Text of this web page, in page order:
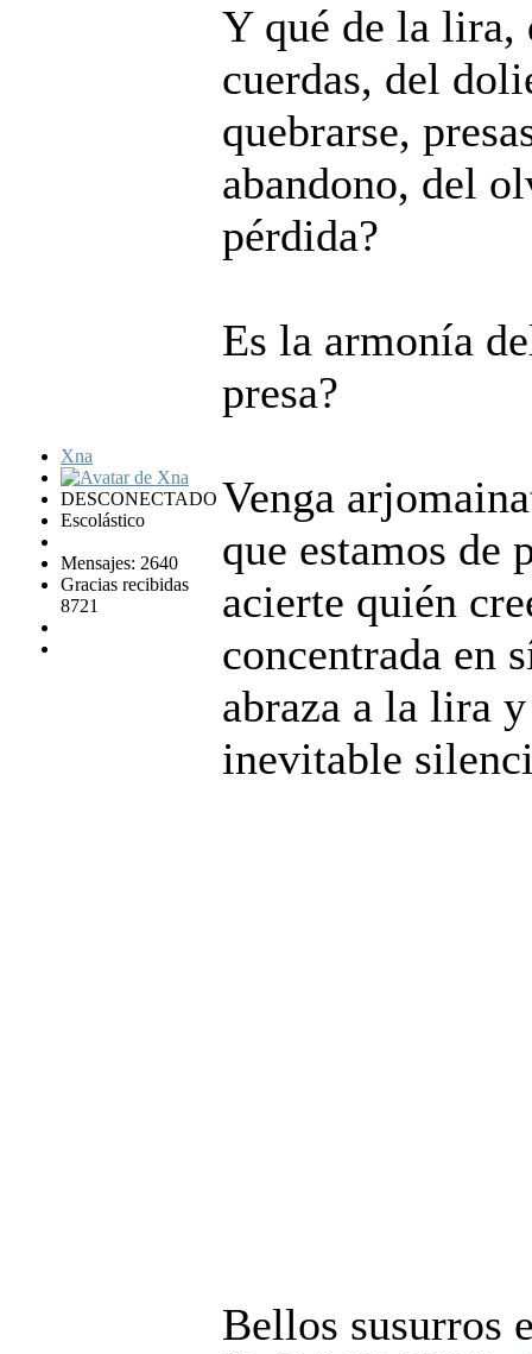
Xna
DESCONECTADO
Escolástico
Mensajes: 2640
Gracias recibidas
8721
Y qué de la lira,
cuerdas, del
quebrarse,
abandono, del
pérdida?
Es la armonía
presa?
Venga
que estamos de
acierte quién
concentrada en
abraza a la lira
inevitable
Bellos susurros